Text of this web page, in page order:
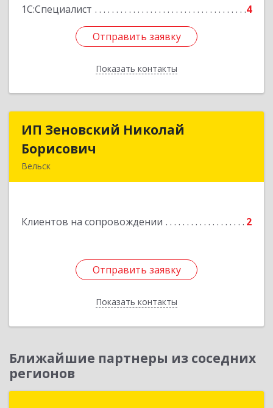
1С:Специалист
4
Отправить заявку
Показать контакты
Отправить заявку
Назад
ИП Зеновский Николай
Борисович
Вельск
Клиентов на сопровождении 2
Отправить заявку
Показать контакты
ИП Зеновский Николай
Подробнее
Отправить заявку
Назад
Ближайшие партнеры из соседних
регионов